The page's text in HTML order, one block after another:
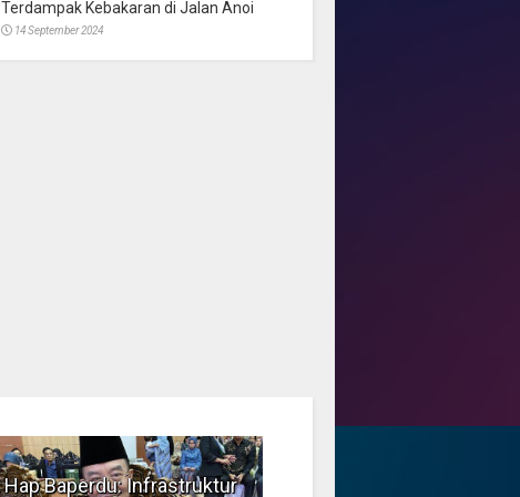
Terdampak Kebakaran di Jalan Anoi
14 September 2024
Hap Baperdu: Infrastruktur